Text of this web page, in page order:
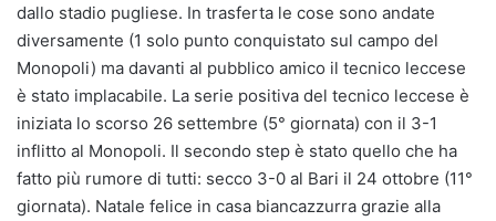
dallo stadio pugliese. In trasferta le cose sono andate
diversamente (1 solo punto conquistato sul campo del
Monopoli) ma davanti al pubblico amico il tecnico leccese
è stato implacabile. La serie positiva del tecnico leccese è
iniziata lo scorso 26 settembre (5° giornata) con il 3-1
inflitto al Monopoli. Il secondo step è stato quello che ha
fatto più rumore di tutti: secco 3-0 al Bari il 24 ottobre (11°
giornata). Natale felice in casa biancazzurra grazie alla